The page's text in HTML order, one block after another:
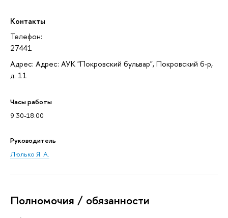
Контакты
Телефон:
27441
Адрес: Адрес: АУК "Покровский бульвар", Покровский б-р,
д. 11
Часы работы
9:30-18:00
Руководитель
Люлько Я. А.
Полномочия / обязанности